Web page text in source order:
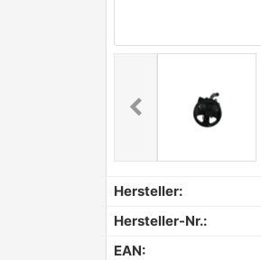
chevron_leftPrevious
Hersteller:
Hersteller-Nr.:
EAN: